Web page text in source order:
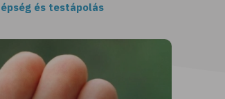
és testápolás